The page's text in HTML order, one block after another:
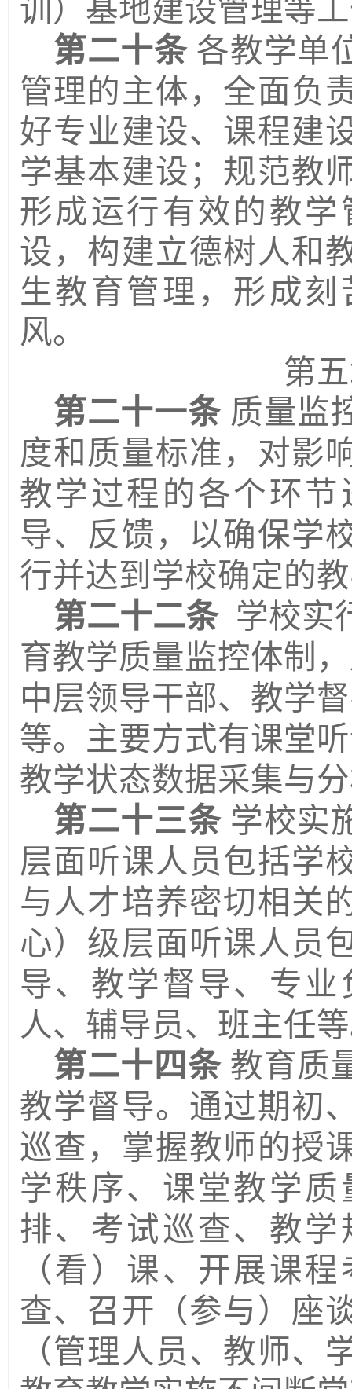
训 ） 基地建设管理等
第二十条 各教学单
管理的主体，全面负
好专业建设、课程建
学基本建设；规范教
形成运行有效的教
设，构建立德树人和
生教育管理，形成
风。
第
第二十一条 质量监
度和质量标准，对影
教学过程的各个环
导、反馈，以确保学
行并达到学校确定的
第二十二条 学校实
育教学质量监控体制
中层领导干部、教学
等。主要方式有课堂
教学状态数据采集与
第二十三条 学校实
层面听课人员包括学
与人才培养密切相关
心）级层面听课人员
导、 教学督导、 专业
人、辅导员、班主任
第二十四条 教育质
教学督导。通过期初
巡查，掌握教师的授
学秩序、课堂教学
排、考试巡查、教
（看）课、开展课程
查、召开（参与）座
（管理人员、教师、